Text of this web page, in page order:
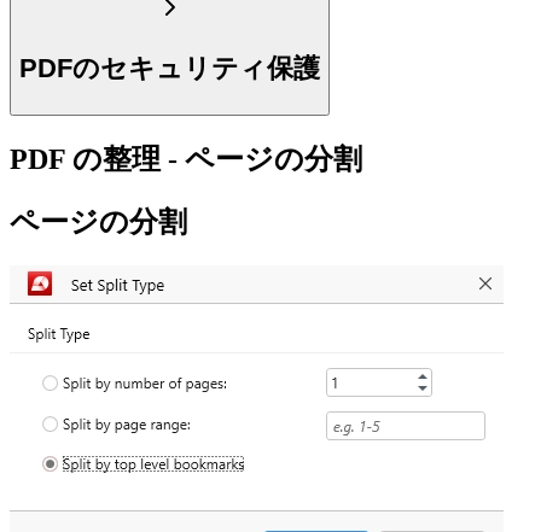
PDFのセキュリティ保護
PDF の整理 - ページの分割
ページの分割